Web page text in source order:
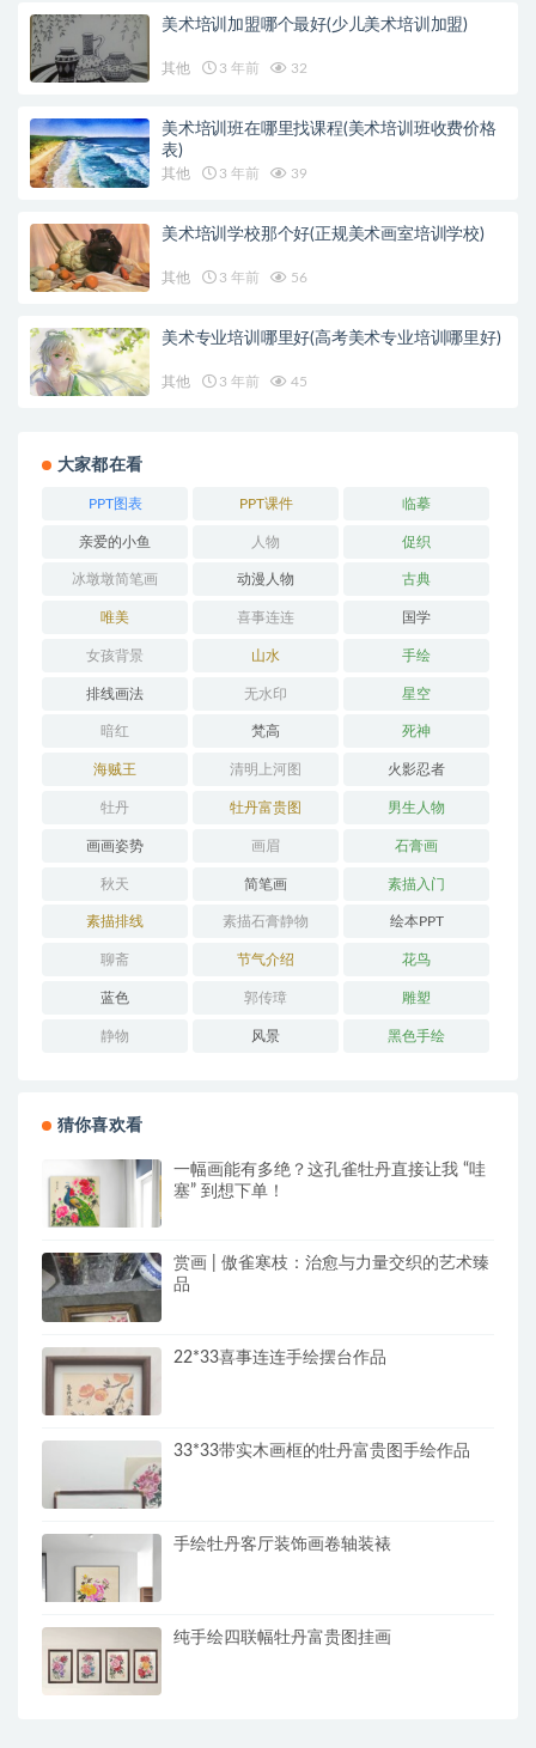
美术培训加盟哪个最好(少儿美术培训加盟)
其他 3 年前 32
美术培训班在哪里找课程(美术培训班收费价格
表)
其他 3 年前 39
美术培训学校那个好(正规美术画室培训学校)
其他 3 年前 56
美术专业培训哪里好(高考美术专业培训哪里好)
其他 3 年前 45
大家都在看
PPT图表 PPT课件 临摹
亲爱的小鱼 人物 促织
冰墩墩简笔画 动漫人物 古典
唯美 喜事连连 国学
女孩背景 山水 手绘
排线画法 无水印 星空
暗红 梵高 死神
海贼王 清明上河图 火影忍者
牡丹 牡丹富贵图 男生人物
画画姿势 画眉 石膏画
秋天 简笔画 素描入门
素描排线 素描石膏静物 绘本PPT
聊斋 节气介绍 花鸟
蓝色 郭传璋 雕塑
静物 风景 黑色手绘
猜你喜欢看
一幅画能有多绝？这孔雀牡丹直接让我 “哇
塞” 到想下单！
赏画 | 傲雀寒枝：治愈与力量交织的艺术臻
品
22*33喜事连连手绘摆台作品
33*33带实木画框的牡丹富贵图手绘作品
手绘牡丹客厅装饰画卷轴装裱
纯手绘四联幅牡丹富贵图挂画